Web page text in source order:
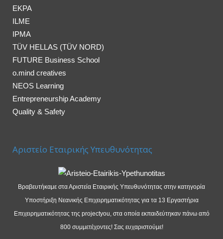
EKPA
ILME
IPMA
TÜV HELLAS (TÜV NORD)
FUTURE Business School
o.mind creatives
NEOS Learning
Entrepreneurship Academy
Quality & Safety
Αριστείο Εταιρικής Υπευθυνότητας
Βραβευτήκαμε στα Αριστεία Εταιρικής Υπευθυνότητας στην κατηγορία
Υποστήριξη Νεανικής Επιχειρηματικότητας για τα 13 Εργαστήρια
Επιχειρηματικότητας της projectyou, στα οποία εκπαιδεύτηκαν πάνω από
800 συμμετέχοντες! Σας ευχαριστούμε!